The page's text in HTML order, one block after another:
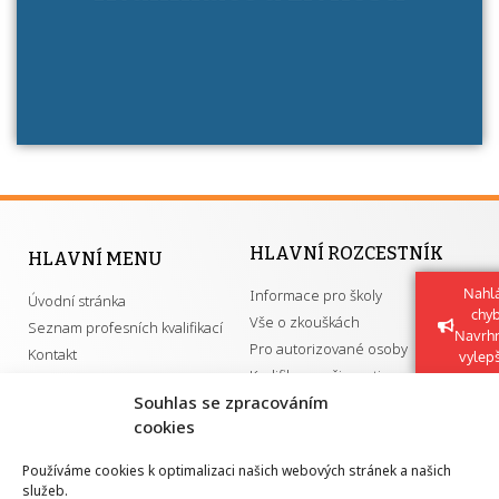
Souhlas se zpracováním
cookies
Používáme cookies k optimalizaci našich webových stránek a našich
služeb.
má získání autorizace?
HLAVNÍ MENU
Úvodní stránka
Seznam profesních kvalifikací
Kontakt
HLAVNÍ ROZCESTNÍK
Informace pro školy
Vše o zkouškách
Pro autorizované osoby
Kvalifikace a živnosti
GDPR